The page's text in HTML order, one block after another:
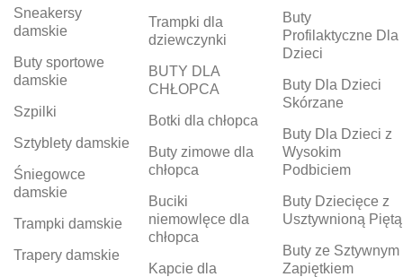
Sneakersy
damskie
Buty sportowe
damskie
Szpilki
Sztyblety damskie
Śniegowce
damskie
Trampki damskie
Trapery damskie
Trampki dla
dziewczynki
BUTY DLA
CHŁOPCA
Botki dla chłopca
Buty zimowe dla
chłopca
Buciki
niemowlęce dla
chłopca
Kapcie dla
Buty
Profilaktyczne Dla
Dzieci
Buty Dla Dzieci
Skórzane
Buty Dla Dzieci z
Wysokim
Podbiciem
Buty Dziecięce z
Usztywnioną Piętą
Buty ze Sztywnym
Zapiętkiem